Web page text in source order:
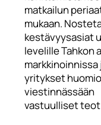
matkailun
mukaan.
kestävyysasiat
levelille Tahkon
markkinoinnissa
yritykset
viestinnässään
vastuulliset